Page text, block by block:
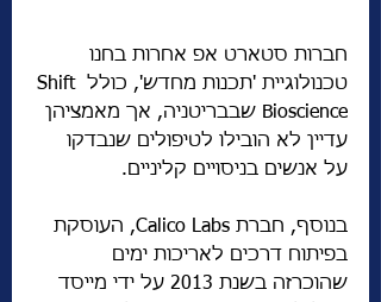
חברות סטארט אפ אחרות בחנו
טכנולוגיית 'תכנות מחדש', כולל Shift
Bioscience שבבריטניה, אך מאמציהן
עדיין לא הובילו לטיפולים שנבדקו
על אנשים בניסויים קליניים.
בנוסף, חברת Calico Labs, העוסקת
בפיתוח דרכים לאריכות ימים
שהוכרזה בשנת 2013 על ידי מייסד